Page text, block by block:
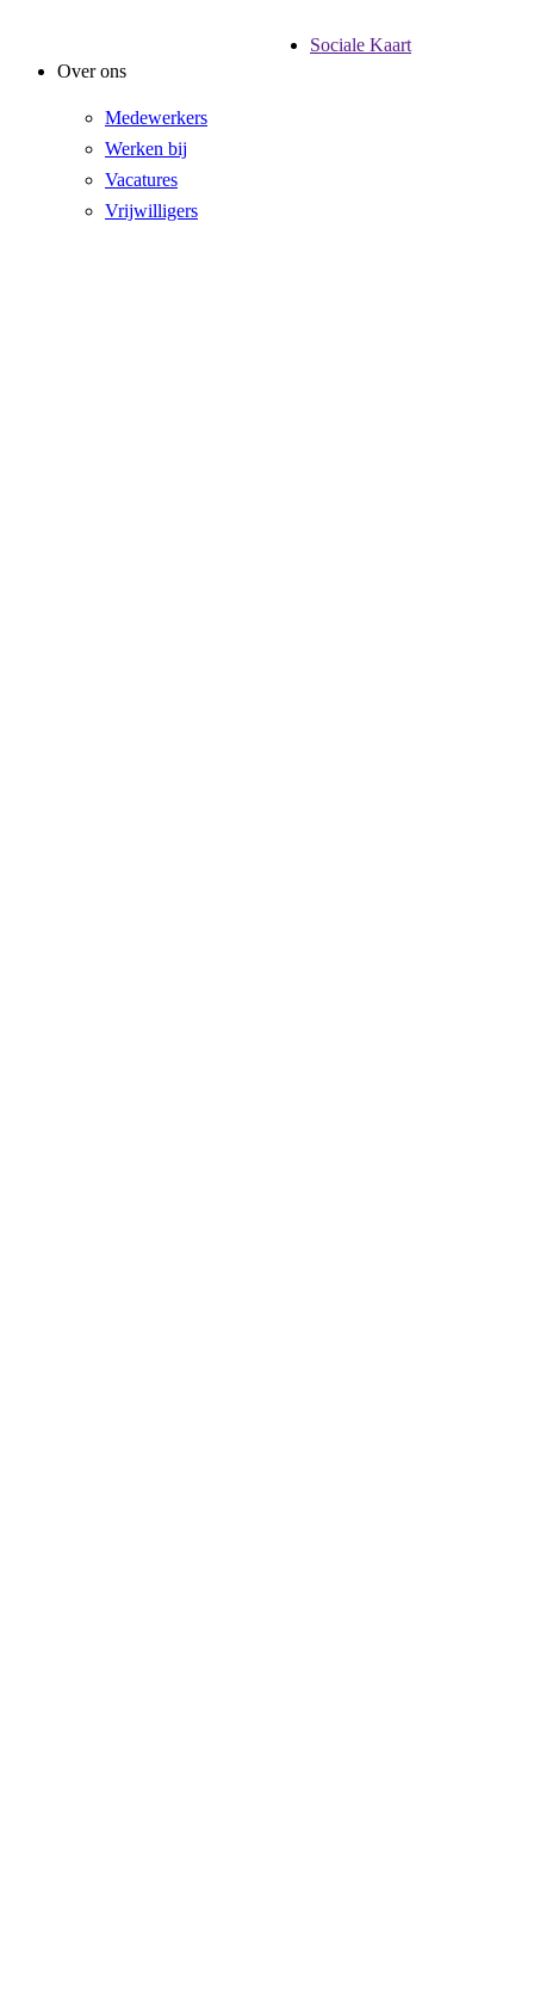
Over ons
Medewerkers
Werken bij
Vacatures
Vrijwilligers
Sociale Kaart